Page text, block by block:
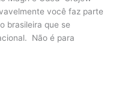
você faz parte
brasileira que se
Não é para